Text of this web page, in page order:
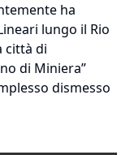
ha
lungo il Rio
città di
di Miniera”
dismesso